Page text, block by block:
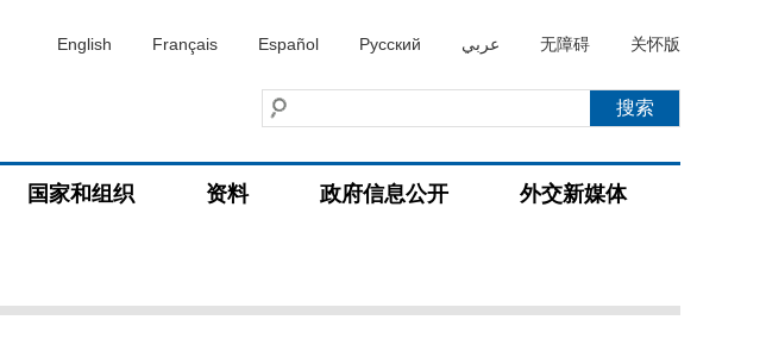
English Français Español Русский عربي 无障碍 关怀版
国家和组织 资料 政府信息公开 外交新媒体